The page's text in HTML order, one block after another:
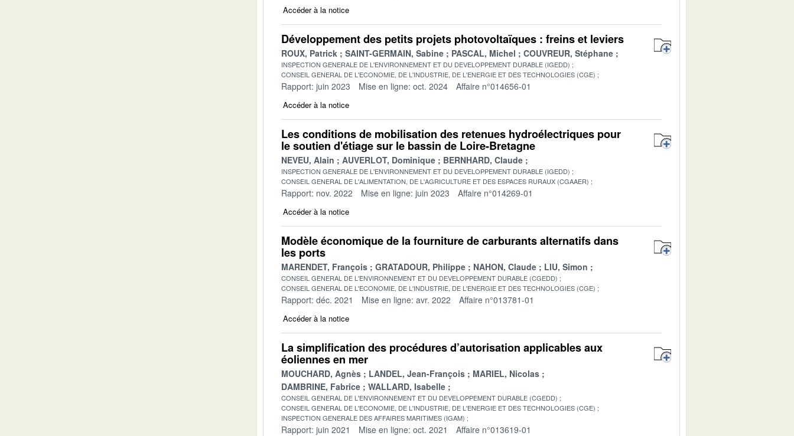
Accéder à la notice
Développement des petits projets photovoltaïques : freins et leviers
ROUX, Patrick SAINT-GERMAIN, Sabine PASCAL, Michel COUVREUR, Stéphane
INSPECTION GENERALE DE L'ENVIRONNEMENT ET DU DEVELOPPEMENT DURABLE (IGEDD)
CONSEIL GENERAL DE L'ECONOMIE, DE L'INDUSTRIE, DE L'ENERGIE ET DES TECHNOLOGIES (CGE)
Rapport: juin 2023 Mise en ligne: oct. 2024 Affaire n°014656-01
Accéder à la notice
Les conditions de mobilisation des retenues hydroélectriques pour
le soutien d'étiage sur le bassin de Loire-Bretagne
NEVEU, Alain AUVERLOT, Dominique BERNHARD, Claude
INSPECTION GENERALE DE L'ENVIRONNEMENT ET DU DEVELOPPEMENT DURABLE (IGEDD)
CONSEIL GENERAL DE L'ALIMENTATION, DE L'AGRICULTURE ET DES ESPACES RURAUX (CGAAER)
Rapport: nov. 2022 Mise en ligne: juin 2023 Affaire n°014269-01
Accéder à la notice
Modèle économique de la fourniture de carburants alternatifs dans
les ports
MARENDET, François GRATADOUR, Philippe NAHON, Claude LIU, Simon
CONSEIL GENERAL DE L'ENVIRONNEMENT ET DU DEVELOPPEMENT DURABLE (CGEDD)
CONSEIL GENERAL DE L'ECONOMIE, DE L'INDUSTRIE, DE L'ENERGIE ET DES TECHNOLOGIES (CGE)
Rapport: déc. 2021 Mise en ligne: avr. 2022 Affaire n°013781-01
Accéder à la notice
La simplification des procédures d’autorisation applicables aux
éoliennes en mer
MOUCHARD, Agnès LANDEL, Jean-François
MARIEL, Nicolas
DAMBRINE, Fabrice
WALLARD, Isabelle
CONSEIL GENERAL DE L'ENVIRONNEMENT ET DU DEVELOPPEMENT DURABLE (CGEDD)
CONSEIL GENERAL DE L'ECONOMIE, DE L'INDUSTRIE, DE L'ENERGIE ET DES TECHNOLOGIES (CGE)
INSPECTION GENERALE DES AFFAIRES MARITIMES (IGAM)
Rapport: juin 2021 Mise en ligne: oct. 2021 Affaire n°013619-01